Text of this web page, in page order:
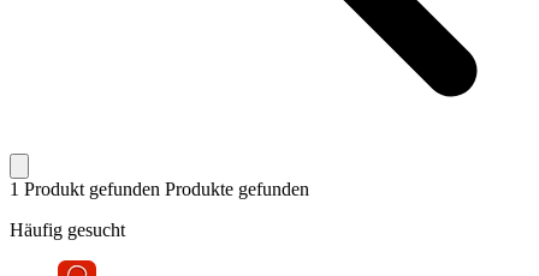
1 Produkt gefunden Produkte gefunden
Häufig gesucht